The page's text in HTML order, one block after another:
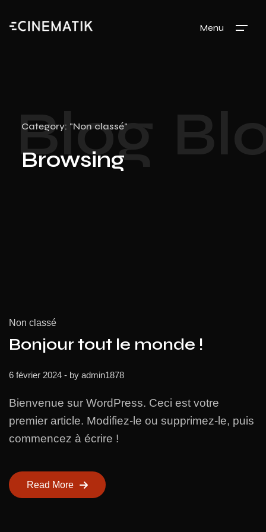
Menu
Category: "Non classé"
Browsing
Blog
Non classé
Bonjour tout le monde !
6 février 2024 - by admin1878
Bienvenue sur WordPress. Ceci est votre
premier article. Modifiez-le ou supprimez-le, puis
commencez à écrire !
Read More